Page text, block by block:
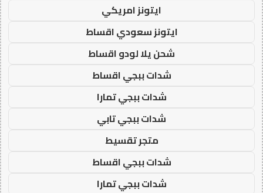
ايتونز امريكي
ايتونز سعودي اقساط
شحن يلا لودو اقساط
شدات ببجي اقساط
شدات ببجي تمارا
شدات ببجي تابي
متجر تقسيط
شدات ببجي اقساط
شدات ببجي تمارا